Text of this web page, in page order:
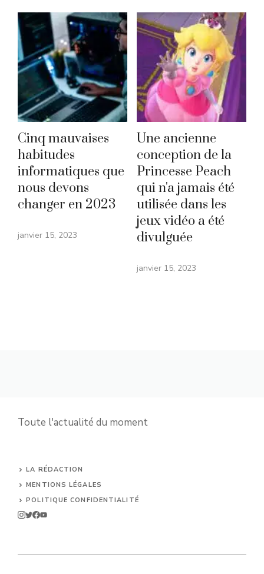
Cinq mauvaises
habitudes
informatiques que
nous devons
changer en 2023
janvier 15, 2023
Une ancienne
conception de la
Princesse Peach
qui n'a jamais été
utilisée dans les
jeux vidéo a été
divulguée
janvier 15, 2023
Toute l'actualité du moment
LA RÉDACTION
MENTIONS LÉGALES
POLITIQUE CONFIDENTIALITÉ